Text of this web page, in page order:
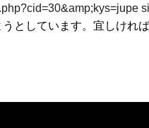
としています。宜しけれ